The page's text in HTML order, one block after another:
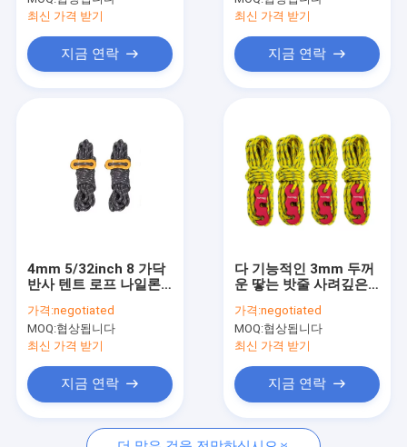
우리에 대하여
공장 여행
엮은 나이론바줄
땋는 폴리에스테 밧줄
최신 가격 받기
지금 연락
최신 가격 받기
지금 연락
4mm 5/32inch 8 가닥
반사 텐트 로프 나일론
가격:negotiated
MOQ:협상됩니다
최신 가격 받기
지금 연락
다 기능적인 3mm 두꺼
운 땋는 밧줄 사려깊은
가격:negotiated
MOQ:협상됩니다
최신 가격 받기
지금 연락